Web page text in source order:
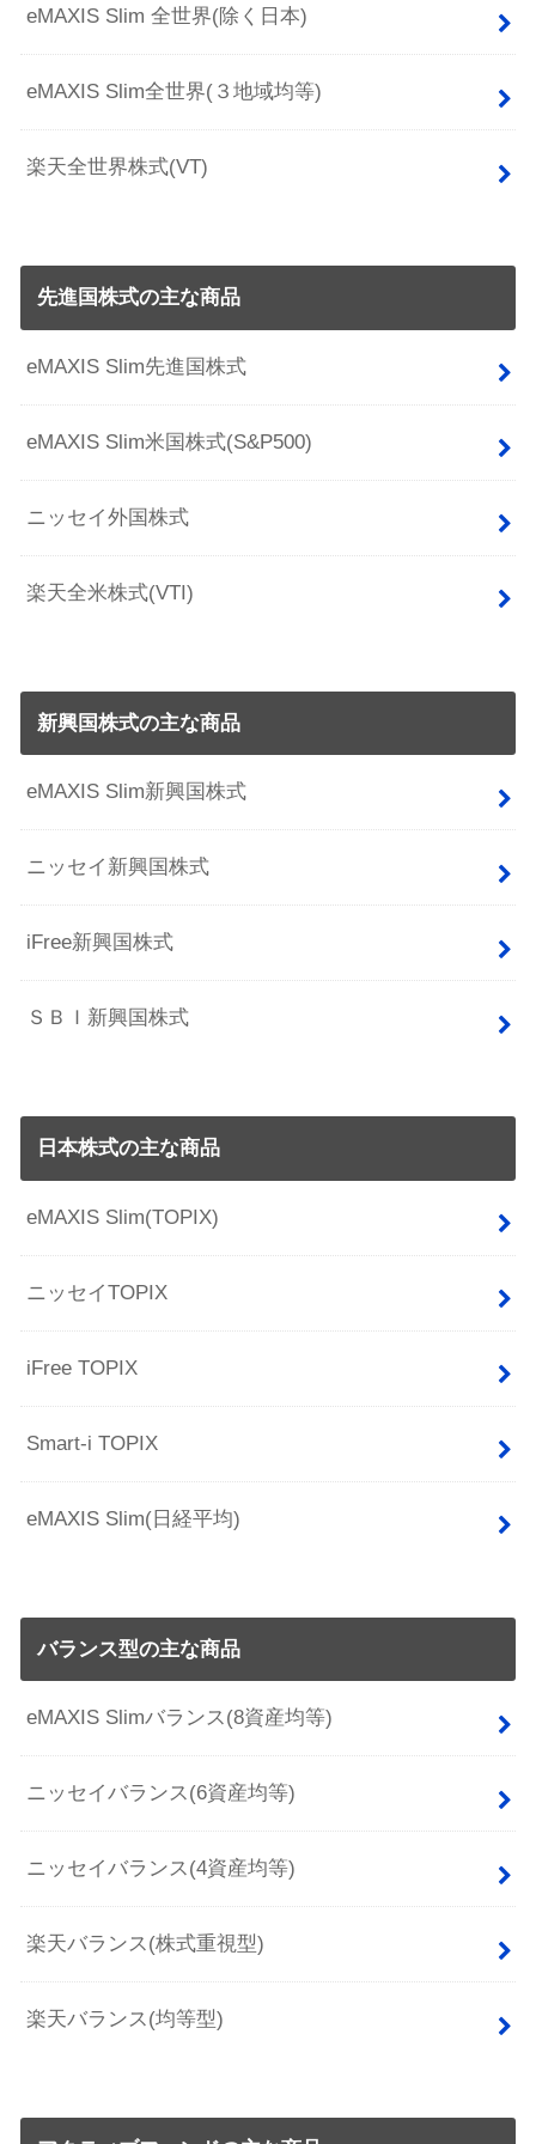
eMAXIS Slim 全世界(除く日本)
eMAXIS Slim全世界(３地域均等)
楽天全世界株式(VT)
先進国株式の主な商品
eMAXIS Slim先進国株式
eMAXIS Slim米国株式(S&P500)
ニッセイ外国株式
楽天全米株式(VTI)
新興国株式の主な商品
eMAXIS Slim新興国株式
ニッセイ新興国株式
iFree新興国株式
ＳＢＩ新興国株式
日本株式の主な商品
eMAXIS Slim(TOPIX)
ニッセイTOPIX
iFree TOPIX
Smart-i TOPIX
eMAXIS Slim(日経平均)
バランス型の主な商品
eMAXIS Slimバランス(8資産均等)
ニッセイバランス(6資産均等)
ニッセイバランス(4資産均等)
楽天バランス(株式重視型)
楽天バランス(均等型)